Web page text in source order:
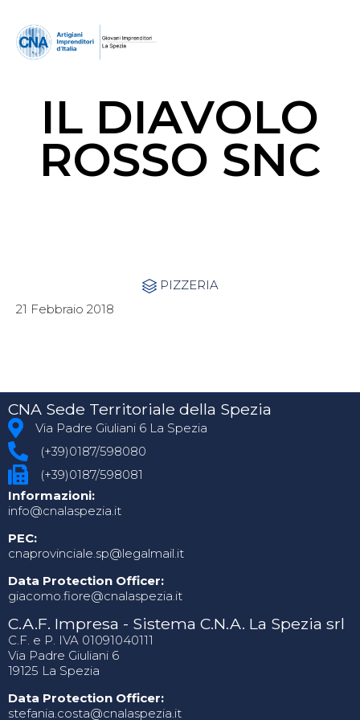
IL DIAVOLO
ROSSO SNC
 Category
PIZZERIA
21 Febbraio 2018
CNA Sede Territoriale della Spezia
Via Padre Giuliani 6 La Spezia
(+39)0187/598080
(+39)0187/598081
Informazioni:
info@cnalaspezia.it
PEC:
cnaprovinciale.sp@legalmail.it
Data Protection Officer:
giacomo.fiore@cnalaspezia.it
C.A.F. Impresa - Sistema C.N.A. La Spezia srl
C.F. e P. IVA 01091040111
Via Padre Giuliani 6
19125 La Spezia
Data Protection Officer:
stefania.costa@cnalaspezia.it